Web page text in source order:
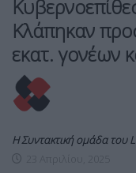
Κλάπηκαν
εκατ. γονέων
Η Συντακτική ομάδα του